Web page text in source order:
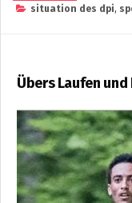
situation des dpi,
Übers Laufen